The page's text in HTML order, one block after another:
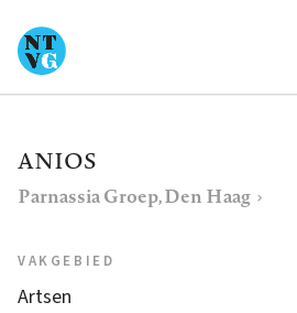
naar
de
gaan
ANIOS
Parnassia Groep, Den Haag
VAKGEBIED
Artsen